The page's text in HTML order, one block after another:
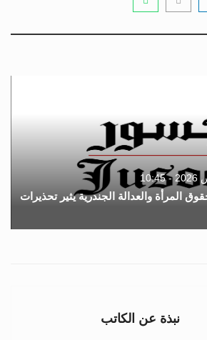
المرأة والعدالة الجندرية يثير تحذيرات
نبذة عن الكاتب